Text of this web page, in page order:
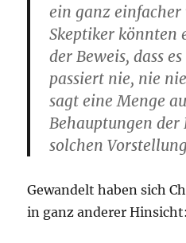
ein ganz einfacher
Skeptiker könnten
der Beweis, dass
passiert nie, nie
sagt eine Menge
Behauptungen
solchen
Gewandelt haben sich
in ganz anderer Hinsicht: